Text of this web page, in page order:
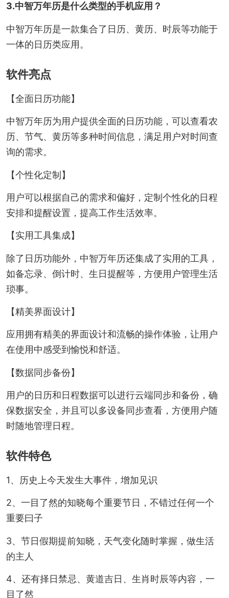
3.中智万年历是什么类型的手机应用？
中智万年历是一款集合了日历、黄历、时辰等功能于
一体的日历类应用。
软件亮点
【全面日历功能】
中智万年历为用户提供全面的日历功能，可以查看农
历、节气、黄历等多种时间信息，满足用户对时间查
询的需求。
【个性化定制】
用户可以根据自己的需求和偏好，定制个性化的日程
安排和提醒设置，提高工作生活效率。
【实用工具集成】
除了日历功能外，中智万年历还集成了实用的工具，
如备忘录、倒计时、生日提醒等，方便用户管理生活
琐事。
【精美界面设计】
应用拥有精美的界面设计和流畅的操作体验，让用户
在使用中感受到愉悦和舒适。
【数据同步备份】
用户的日历和日程数据可以进行云端同步和备份，确
保数据安全，并且可以多设备同步查看，方便用户随
时随地管理日程。
软件特色
1、历史上今天发生大事件，增加见识
2、一目了然的知晓每个重要节日，不错过任何一个
重要曰子
3、节日假期提前知晓，天气变化随时掌握，做生活
的主人
4、还有择日禁忌、黄道吉日、生肖时辰等内容，一
目了然